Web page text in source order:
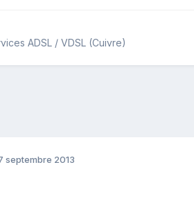
ADSL / VDSL (Cuivre)
septembre 2013